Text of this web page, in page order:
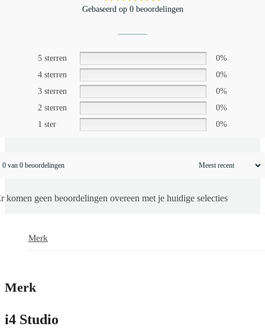
Gebaseerd op 0 beoordelingen
5 sterren
0%
4 sterren
0%
3 sterren
0%
2 sterren
0%
1 ster
0%
0 van 0 beoordelingen
komen geen beoordelingen overeen met je huidige selecties
Merk
Merk
i4 Studio